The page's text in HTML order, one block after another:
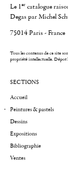
Le 1er catalogue
Degas par Michel
75014 Paris - France
Tous les contenus de ce site
propriété intellectuelle.Dépot
SECTIONS
Accueil
Peintures & pastels
Dessins
Expositions
Bibliographie
Ventes